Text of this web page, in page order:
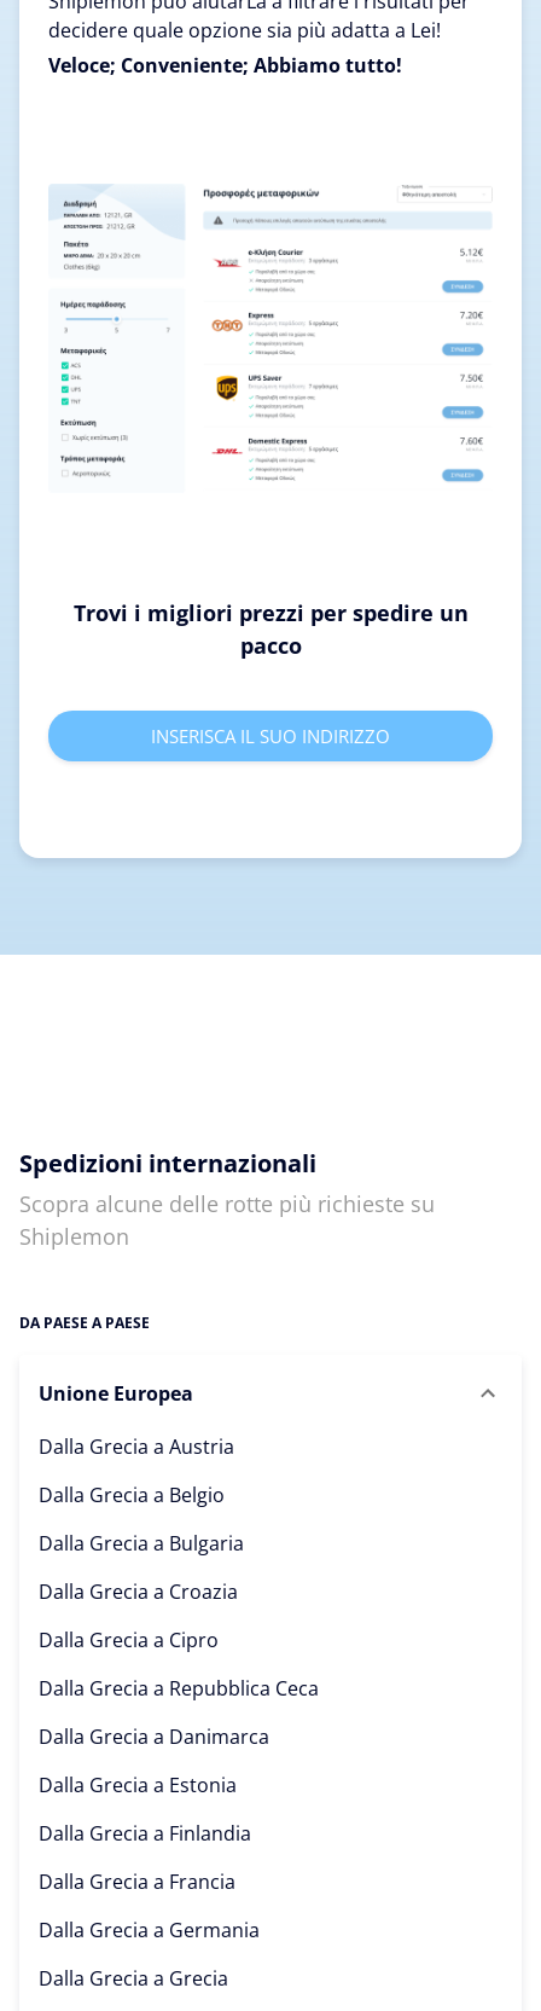
decidere quale opzione sia più adatta a Lei!
Veloce; Conveniente; Abbiamo tutto!
Trovi i migliori prezzi per spedire un
pacco
INSERISCA IL SUO INDIRIZZO
Spedizioni internazionali
Scopra alcune delle rotte più richieste su
Shiplemon
DA PAESE A PAESE
Unione Europea
Dalla Grecia a Austria
Dalla Grecia a Belgio
Dalla Grecia a Bulgaria
Dalla Grecia a Croazia
Dalla Grecia a Cipro
Dalla Grecia a Repubblica Ceca
Dalla Grecia a Danimarca
Dalla Grecia a Estonia
Dalla Grecia a Finlandia
Dalla Grecia a Francia
Dalla Grecia a Germania
Dalla Grecia a Grecia